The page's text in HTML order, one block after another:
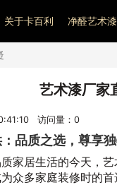
关于卡百利 净醛艺术漆
艺术漆厂家
访问量： 0
品质之选，尊享
家居生活的今天，
众多家庭装修时的